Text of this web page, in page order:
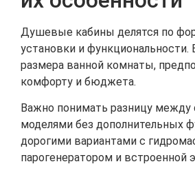
Душевые кабины делятся по
установки и функциональности.
размера ванной комнаты,
комфорту и бюджета.
Важно понимать разницу
моделями без дополнительных
дорогими вариантами с
парогенератором и встроенной